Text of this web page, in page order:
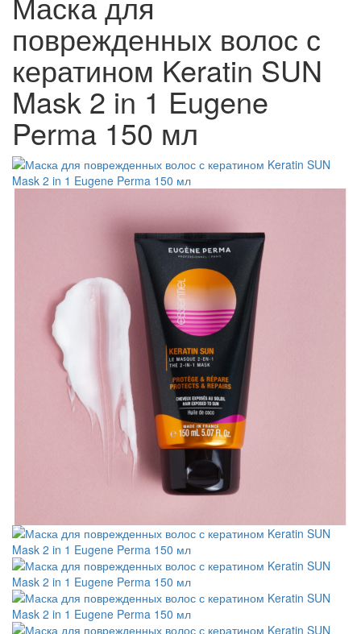
поврежденных волос с
кератином Keratin SUN
Mask 2 in 1 Eugene
Perma 150 мл